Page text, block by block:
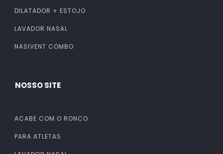
DILATADOR + ESTOJO
LAVADOR NASAL
NASIVENT COMBO
NOSSO SITE
ACABE COM O RONCO
PARA ATLETAS